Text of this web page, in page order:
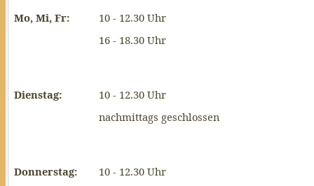
Mo, Mi, Fr:
10 - 12.30 Uhr
16 - 18.30 Uhr
Dienstag:
10 - 12.30 Uhr
nachmittags geschlossen
Donnerstag:
10 - 12.30 Uhr